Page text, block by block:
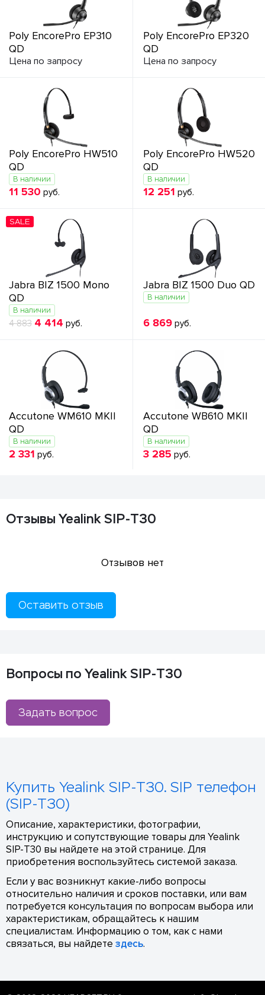
Poly EncorePro EP310
QD
Цена по запросу
Poly EncorePro EP320
QD
Цена по запросу
Poly EncorePro HW510
QD
В наличии
11 530 руб.
Poly EncorePro HW520
QD
В наличии
12 251 руб.
SALE
Jabra BIZ 1500 Mono
QD
В наличии
4 883 4 414 руб.
Jabra BIZ 1500 Duo QD
В наличии
6 869руб.
Accutone WM610 MKII
QD
В наличии
2 331 руб.
Accutone WB610 MKII
QD
В наличии
3 285 руб.
Отзывы Yealink SIP-T30
Отзывов нет
Оставить отзыв
Вопросы по Yealink SIP-T30
Задать вопрос
Купить Yealink SIP-T30. SIP телефон
(SIP-T30)
Описание, характеристики, фотографии,
инструкцию и сопутствующие товары для Yealink
SIP-T30 вы найдете на этой странице. Для
приобретения воспользуйтесь системой заказа.
Если у вас возникнут какие-либо вопросы
относительно наличия и сроков поставки, или вам
потребуется консультация по вопросам выбора или
характеристикам, обращайтесь к нашим
специалистам. Информацию о том, как с нами
связаться, вы найдете здесь.